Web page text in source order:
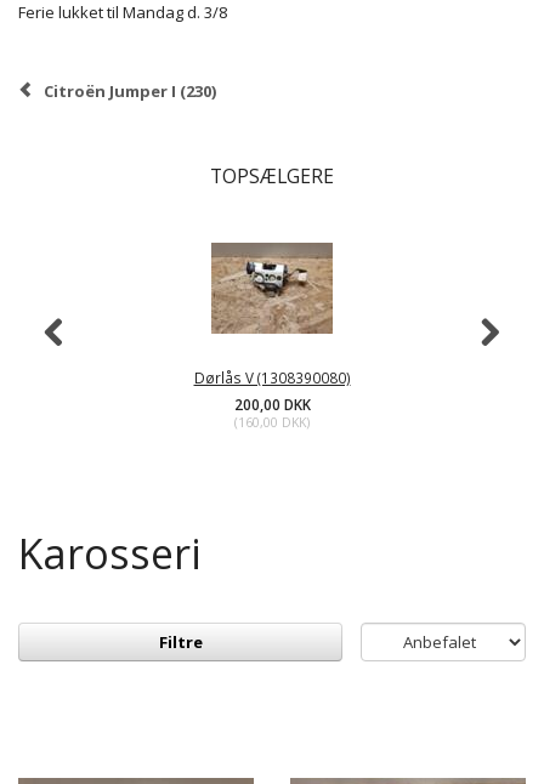
Ferie lukket til Mandag d. 3/8
Citroën Jumper I (230)
TOPSÆLGERE
Dørlås V (1308390080)
200,00 DKK
(160,00 DKK)
Karosseri
Filtre